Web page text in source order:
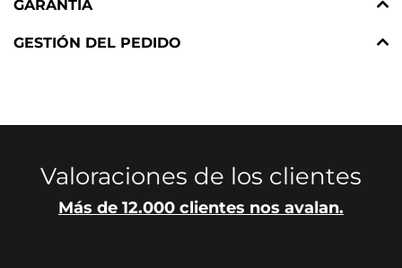
GARANTÍA
GESTIÓN DEL PEDIDO
Valoraciones de los clientes
Más de 12.000 clientes nos avalan.